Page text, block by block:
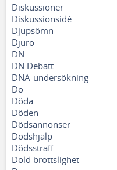
Diskussioner
Diskussionsidé
Djupsömn
Djurö
DN
DN Debatt
DNA-undersökning
Dö
Döda
Döden
Dödsannonser
Dödshjälp
Dödsstraff
Dold brottslighet